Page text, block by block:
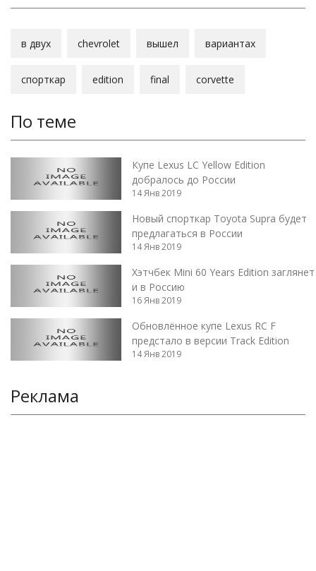
в двух chevrolet вышел вариантах
спорткар edition final corvette
По теме
Купе Lexus LC Yellow Edition
добралось до России
14 Янв 2019
Новый спорткар Toyota Supra будет
предлагаться в России
14 Янв 2019
Хэтчбек Mini 60 Years Edition заглянет
и в Россию
16 Янв 2019
Обновлённое купе Lexus RC F
предстало в версии Track Edition
14 Янв 2019
Реклама